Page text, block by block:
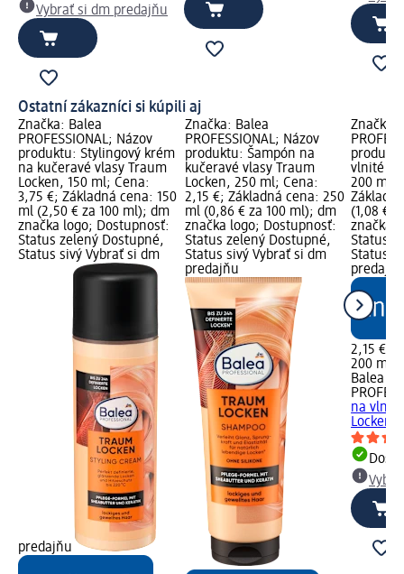
Vybrať si dm predajňu
Ostatní zákazníci si kúpili aj
Značka: Balea
PROFESSIONAL; Názov
produktu: Stylingový krém
na kučeravé vlasy Traum
Locken, 150 ml; Cena:
3,75 €; Základná cena: 150
ml (2,50 € za 100 ml); dm
značka logo; Dostupnosť:
Status zelený Dostupné,
Status sivý Vybrať si dm
predajňu
Značka: Balea
PROFESSIONAL; Názov
produktu: Šampón na
kučeravé vlasy Traum
Locken, 250 ml; Cena:
2,15 €; Základná cena: 250
ml (0,86 € za 100 ml); dm
značka logo; Dostupnosť:
Status zelený Dostupné,
Status sivý Vybrať si dm
predajňu
Značka:
vlnité
200 ml;
(1,08 €
značka
Status
Status
2,15 €
200 ml
Balea
na
Locken,